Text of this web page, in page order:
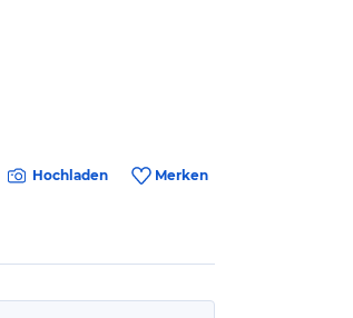
Hochladen Merken